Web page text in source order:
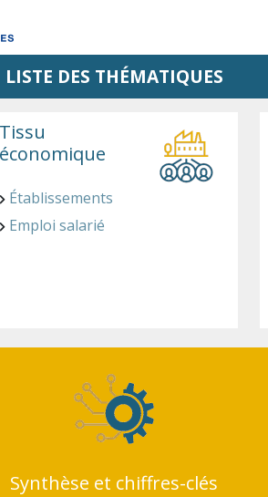
LISTE DES THÉMATIQUES
Tissu
économique
Établissements
Emploi salarié
Synthèse et chiffres-clés